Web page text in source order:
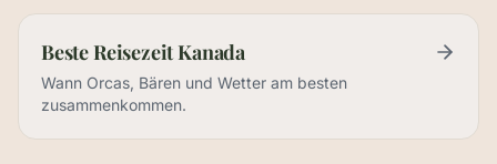
Beste Reisezeit Kanada
Wann Orcas, Bären und Wetter am besten
zusammenkommen.